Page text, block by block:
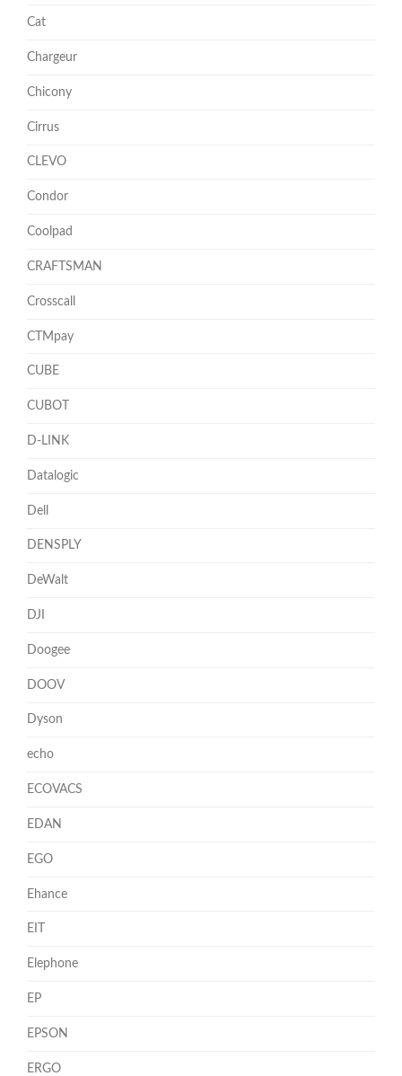
Cat
Chargeur
Chicony
Cirrus
CLEVO
Condor
Coolpad
CRAFTSMAN
Crosscall
CTMpay
CUBE
CUBOT
D-LINK
Datalogic
Dell
DENSPLY
DeWalt
DJI
Doogee
DOOV
Dyson
echo
ECOVACS
EDAN
EGO
Ehance
EIT
Elephone
EP
EPSON
ERGO